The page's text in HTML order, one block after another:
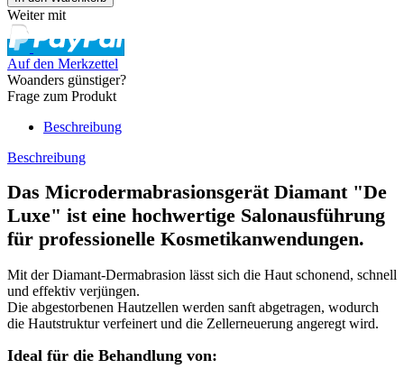
Weiter mit
Auf den Merkzettel
Woanders günstiger?
Frage zum Produkt
Beschreibung
Beschreibung
Das Microdermabrasionsgerät Diamant "De
Luxe" ist eine hochwertige Salonausführung
für professionelle Kosmetikanwendungen.
Mit der Diamant-Dermabrasion lässt sich die Haut schonend, schnell
und effektiv verjüngen.
Die abgestorbenen Hautzellen werden sanft abgetragen, wodurch
die Hautstruktur verfeinert und die Zellerneuerung angeregt wird.
Ideal für die Behandlung von: